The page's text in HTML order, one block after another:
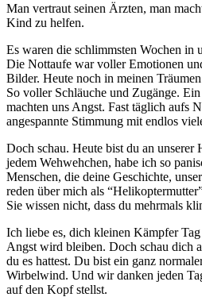
Man vertraut seinen Ärzten, man
Kind zu helfen.
Es waren die schlimmsten Wochen in
Die Nottaufe war voller Emotionen
Bilder. Heute noch in meinen
So voller Schläuche und Zugänge.
machten uns Angst. Fast täglich aufs
angespannte Stimmung mit endlos
Doch schau. Heute bist du an unserer
jedem Wehwehchen, habe ich so
Menschen, die deine Geschichte,
reden über mich als
Sie wissen nicht, dass du mehrmals
Ich liebe es, dich kleinen Kämpfer
Angst wird bleiben. Doch schau dich
du es hattest. Du bist ein ganz
Wirbelwind. Und wir danken jeden
auf den Kopf stellst.